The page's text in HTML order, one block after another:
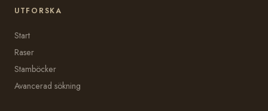
UTFORSKA
Start
Raser
Stamböcker
Avancerad sökning